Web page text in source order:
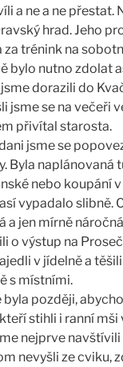
a ne a ne přestat.
hrad. Jeho
trénink na
bylo nutno zdolat
dorazili do
jsme se na večeři
přivítal starosta.
jsme se
Byla naplánovaná
nebo koupání
vypadalo slibně.
a jen mírně
o výstup na
v jídelně a
s místními.
byla později,
stihli i ranní mši
nejprve
nevyšli ze cviku,